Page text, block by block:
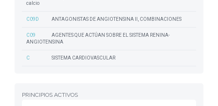
calcio
C09D ANTAGONISTAS DE ANGIOTENSINA II, COMBINACIONES
C09
AGENTES QUE ACTÚAN SOBRE EL SISTEMA RENINA-
ANGIOTENSINA
C SISTEMA CARDIOVASCULAR
PRINCIPIOS ACTIVOS